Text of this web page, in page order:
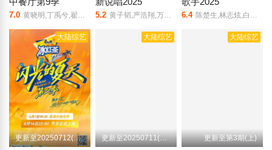
7.0 黄晓明,丁禹兮,翟潇闻,尹浩宇,沈月,姜妍 5.2 黄子韬,严浩翔,万妮达,谢锐韬,张砚拙 6.4 陈楚生,林志炫,白举纲,周延,单依纯,米奇·盖顿,安良城红,格瑞丝·金斯勒
大陆综艺
更新至20250712(加更版)
大陆综艺
更新至20250711(第4期下加更)
大陆综艺
更新至第3期(上)